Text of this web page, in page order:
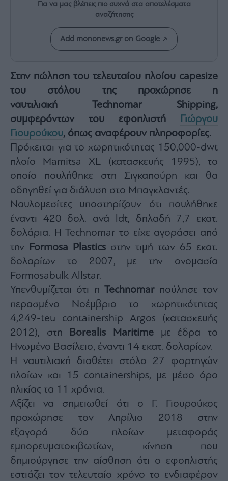
Architecture
Fashion
&
Art
Watches
Yachts
Table
For
Two
Μετοχές
Αγορές
Trader's
book
Buy-
Hold-
Sell
The
Value
Investor
Crypto
Χρηματιστηριακές
Ανακοινώσεις
Content
Branded
Content
Reports
Branded
Content
Calendar
Για να μας βλέπεις πιο συχνά στα αποτελέσματα
αναζήτησης
Add mononews.gr on Google
Στην πώληση του τελευταίου πλοίου capesize
του στόλου της προχώρησε η
ναυτιλιακή Technomar Shipping,
συμφερόντων του εφοπλιστή
Γιώργου
Γιουρούκου, όπως αναφέρουν πληροφορίες.
Πρόκειται για το χωρητικότητας 150,000-dwt
πλοίο Mamitsa XL (κατασκευής 1995), το
οποίο πουλήθηκε στη Σιγκαπούρη και θα
οδηγηθεί για διάλυση στο Μπαγκλαντές.
Ναυλομεσίτες υποστηρίζουν ότι πουλήθηκε
έναντι 420 δολ. ανά ldt, δηλαδή 7,7 εκατ.
δολάρια. Η Technomar το είχε αγοράσει από
την
Formosa Plastics στην τιμή των 65 εκατ.
δολαρίων το 2007, με την ονομασία
Formosabulk Allstar.
Υπενθυμίζεται ότι ηTechnomarπούλησε τον
περασμένο Νοέμβριο το χωρητικότητας
4,249-teu containership Argos (κατασκευής
2012), στη
Borealis Maritime με έδρα το
Ηνωμένο Βασίλειο, έναντι 14 εκατ. δολαρίων.
Η ναυτιλιακή διαθέτει στόλο 27 φορτηγών
πλοίων και 15 containerships, με μέσο όρο
ηλικίας τα 11 χρόνια.
Αξίζει να σημειωθεί ότι ο Γ. Γιουρούκος
προχώρησε τον Απρίλιο 2018 στην
εξαγορά δύο πλοίων μεταφοράς
εμπορευματοκιβωτίων, κίνηση που
δημιούργησε την αίσθηση ότι ο εφοπλιστής
εστιάζει τον τελευταίο χρόνο το ενδιαφέρον